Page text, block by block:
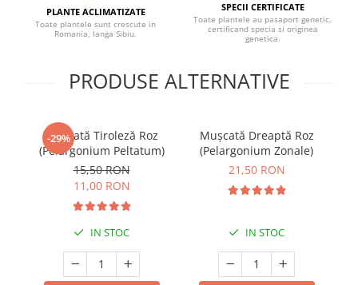
PLANTE ACLIMATIZATE
Toate plantele sunt crescute in
Romania, langa Sibiu.
SPECII CERTIFICATE
Toate plantele au pasaport genetic,
certificand specia si originea
genetica.
PRODUSE ALTERNATIVE
-29%
Mușcată Tiroleză Roz
(Pelargonium Peltatum)
15,50 RON
11,00 RON
IN STOC
Mușcată Dreaptă Roz
(Pelargonium Zonale)
21,50 RON
IN STOC